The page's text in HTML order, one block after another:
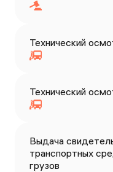
Технический
Технический
Выдача
транспортных
грузов